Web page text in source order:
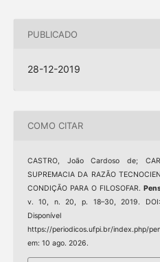
PUBLICADO
28-12-2019
COMO CITAR
CASTRO, João Cardoso de;
SUPREMACIA DA RAZÃO
CONDIÇÃO PARA O FILOSOFAR.
v. 10, n. 20, p. 18–30, 2019. DOI:
https://periodicos.ufpi.br/index.php/
em: 10 ago. 2026.